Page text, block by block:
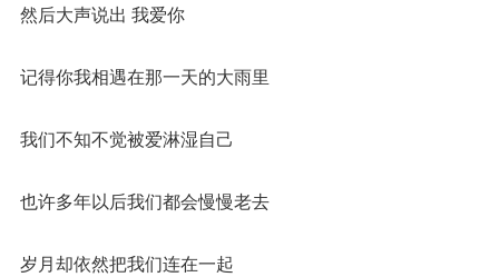
然后大声说出 我爱你
记得你我相遇在那一天的大雨里
我们不知不觉被爱淋湿自己
也许多年以后我们都会慢慢老去
岁月却依然把我们连在一起